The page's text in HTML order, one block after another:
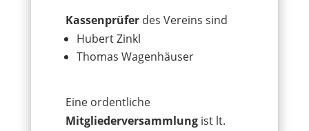
Kassenprüfer des Vereins sind
Hubert Zinkl
Thomas Wagenhäuser
Eine ordentliche
Mitgliederversammlungist lt.